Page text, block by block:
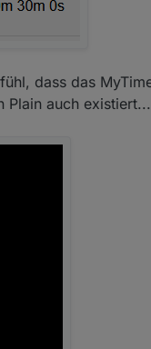
dass das
Plain auch